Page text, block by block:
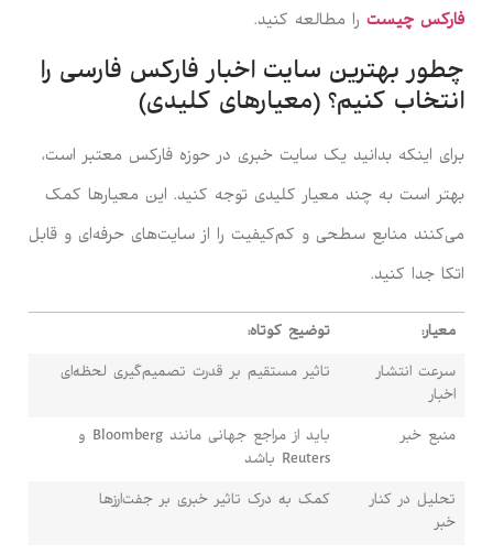
فارکس چیست را مطالعه کنید.
چطور بهترین سایت اخبار فارکس فارسی را
انتخاب کنیم؟ (معیارهای کلیدی)
برای اینکه بدانید یک سایت خبری در حوزه فارکس معتبر است،
بهتر است به چند معیار کلیدی توجه کنید. این معیارها کمک
می‌کنند منابع سطحی و کم‌کیفیت را از سایت‌های حرفه‌ای و قابل
اتکا جدا کنید.
معیار: توضیح کوتاه:
سرعت انتشار
اخبار
تاثیر مستقیم بر قدرت تصمیم‌گیری لحظه‌ای
منبع خبر
باید از مراجع جهانی مانند Bloomberg و
Reuters باشد
تحلیل در کنار
خبر
کمک به درک تاثیر خبری بر جفت‌ارزها